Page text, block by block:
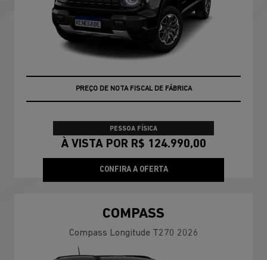
VEÍCULO A PRONTA ENTREGA
PREÇO DE NOTA FISCAL DE FÁBRICA
PESSOA FÍSICA
À VISTA POR R$ 124.990,00
CONFIRA A OFERTA
COMPASS
Compass Longitude T270 2026